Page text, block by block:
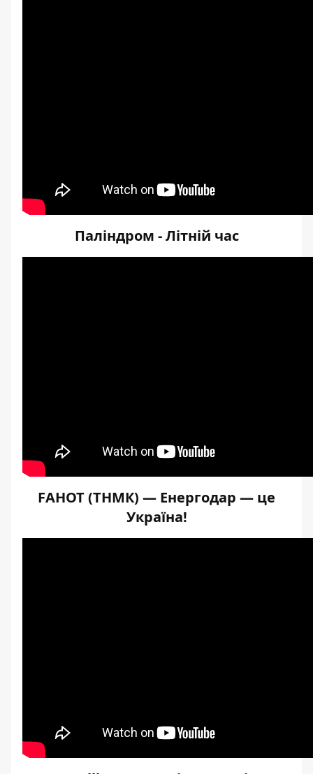
Паліндром - Літній час
FAHOT (ТНМК) — Енергодар — це
Україна!